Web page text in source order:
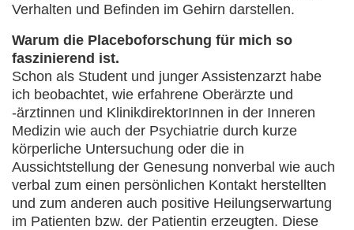
Verhalten und Befinden im Gehirn darstellen.
Warum die Placeboforschung für mich so
faszinierend ist.
Schon als Student und junger Assistenzarzt habe
ich beobachtet, wie erfahrene Oberärzte und
-ärztinnen und KlinikdirektorInnen in der Inneren
Medizin wie auch der Psychiatrie durch kurze
körperliche Untersuchung oder die in
Aussichtstellung der Genesung nonverbal wie auch
verbal zum einen persönlichen Kontakt herstellten
und zum anderen auch positive Heilungserwartung
im Patienten bzw. der Patientin erzeugten. Diese